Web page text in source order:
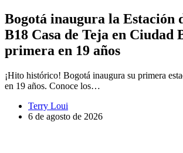
Bogotá inaugura la Estación
B18 Casa de Teja en Ciudad
primera en 19 años
¡Hito histórico! Bogotá inaugura su primera
en 19 años. Conoce los…
Terry Loui
6 de agosto de 2026